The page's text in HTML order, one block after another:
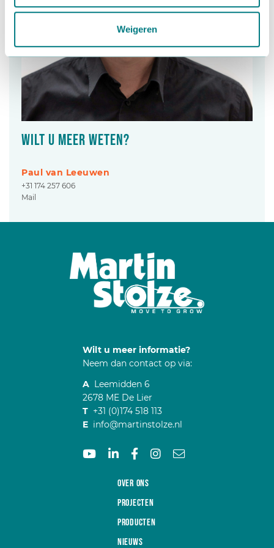
Weigeren
Wilt u meer weten?
Paul van Leeuwen
+31 174 257 606
Mail
Wilt u meer informatie?
Neem dan contact op via:
ALeemidden 6
2678 ME De Lier
T+31 (0)174 518 113
Einfo@martinstolze.nl
Over ons
Projecten
Producten
Nieuws